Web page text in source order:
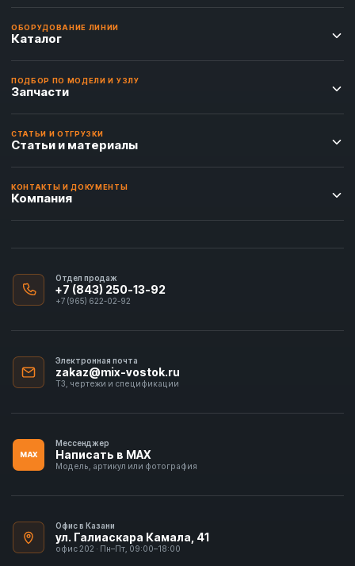
ОБОРУДОВАНИЕ ЛИНИИ
Каталог
ПОДБОР ПО МОДЕЛИ И УЗЛУ
Запчасти
СТАТЬИ И ОТГРУЗКИ
Статьи и материалы
КОНТАКТЫ И ДОКУМЕНТЫ
Компания
Отдел продаж
+7 (843) 250-13-92
+7 (965) 622-02-92
Электронная почта
zakaz@mix-vostok.ru
ТЗ, чертежи и спецификации
MAX
Мессенджер
Написать в MAX
Модель, артикул или фотография
Офис в Казани
ул. Галиаскара Камала, 41
офис 202 · Пн–Пт, 09:00–18:00